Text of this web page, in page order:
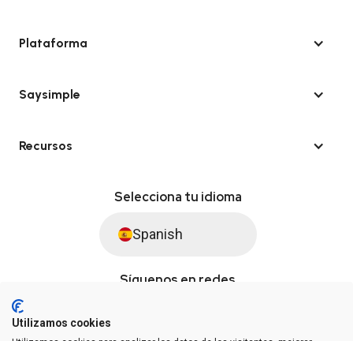
Plataforma
Saysimple
Recursos
Selecciona tu idioma
Spanish
Síguenos en redes
Utilizamos cookies